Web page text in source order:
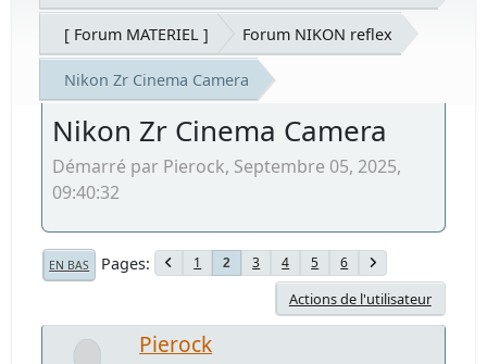
[ Forum MATERIEL ] Forum NIKON reflex
Nikon Zr Cinema Camera
Nikon Zr Cinema Camera
Démarré par Pierock, Septembre 05, 2025,
09:40:32
EN BAS Pages 1 2 3 4 5 6
Actions de l'utilisateur
Pierock